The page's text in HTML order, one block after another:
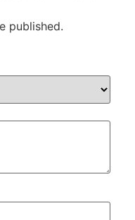
published.